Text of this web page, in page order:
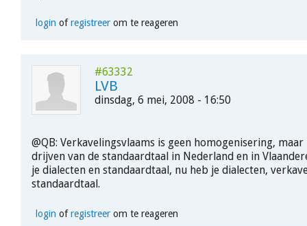
login ofregistreerom te reageren
#63332
LVB
dinsdag, 6 mei, 2008 - 16:50
@QB: Verkavelingsvlaams is geen homogenisering,
drijven van de standaardtaal in Nederland en in
je dialecten en standaardtaal, nu heb je dialecten,
standaardtaal.
login ofregistreerom te reageren